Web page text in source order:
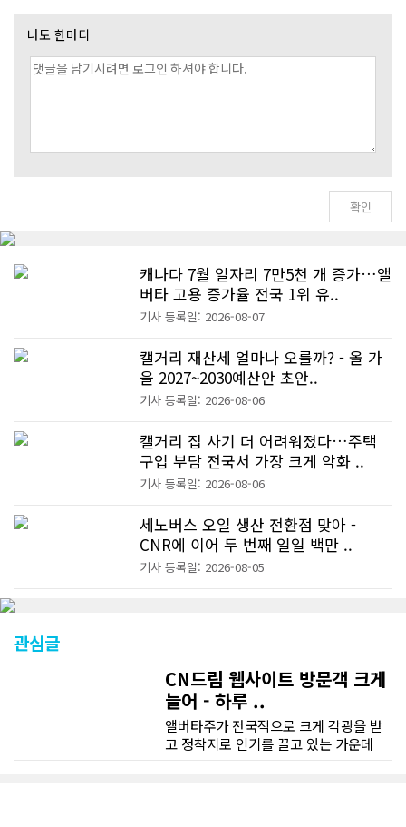
나도 한마디
캐나다 7월 일자리 7만5천 개 증가…앨
버타 고용 증가율 전국 1위 유..
기사 등록일: 2026-08-07
캘거리 재산세 얼마나 오를까? - 올 가
을 2027~2030예산안 초안..
기사 등록일: 2026-08-06
캘거리 집 사기 더 어려워졌다…주택
구입 부담 전국서 가장 크게 악화 ..
기사 등록일: 2026-08-06
세노버스 오일 생산 전환점 맞아 -
CNR에 이어 두 번째 일일 백만 ..
기사 등록일: 2026-08-05
관심글
CN드림 웹사이트 방문객 크게
늘어 - 하루 ..
앨버타주가 전국적으로 크게 각광을 받
고 정착지로 인기를 끌고 있는 가운데